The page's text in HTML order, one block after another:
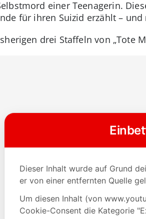
einer Teenagerin.
für ihren Suizid erzählt –
drei Staffeln von „Tote